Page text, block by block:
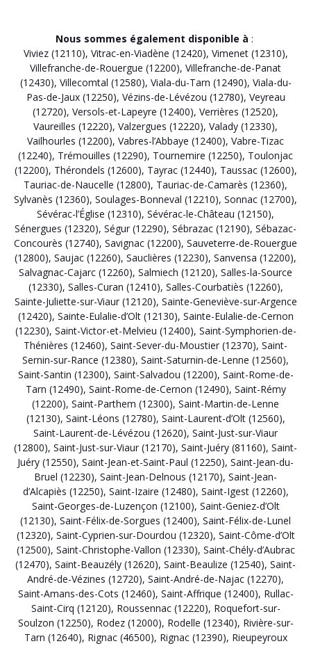
Nous sommes également disponible à :
Viviez (12110), Vitrac-en-Viadène (12420), Vimenet (12310),
Villefranche-de-Rouergue (12200), Villefranche-de-Panat
(12430), Villecomtal (12580), Viala-du-Tarn (12490), Viala-du-
Pas-de-Jaux (12250), Vézins-de-Lévézou (12780), Veyreau
(12720), Versols-et-Lapeyre (12400), Verrières (12520),
Vaureilles (12220), Valzergues (12220), Valady (12330),
Vailhourles (12200), Vabres-l’Abbaye (12400), Vabre-Tizac
(12240), Trémouilles (12290), Tournemire (12250), Toulonjac
(12200), Thérondels (12600), Tayrac (12440), Taussac (12600),
Tauriac-de-Naucelle (12800), Tauriac-de-Camarès (12360),
Sylvanès (12360), Soulages-Bonneval (12210), Sonnac (12700),
Sévérac-l’Église (12310), Sévérac-le-Château (12150),
Sénergues (12320), Ségur (12290), Sébrazac (12190), Sébazac-
Concourès (12740), Savignac (12200), Sauveterre-de-Rouergue
(12800), Saujac (12260), Sauclières (12230), Sanvensa (12200),
Salvagnac-Cajarc (12260), Salmiech (12120), Salles-la-Source
(12330), Salles-Curan (12410), Salles-Courbatiès (12260),
Sainte-Juliette-sur-Viaur (12120), Sainte-Geneviève-sur-Argence
(12420), Sainte-Eulalie-d’Olt (12130), Sainte-Eulalie-de-Cernon
(12230), Saint-Victor-et-Melvieu (12400), Saint-Symphorien-de-
Thénières (12460), Saint-Sever-du-Moustier (12370), Saint-
Sernin-sur-Rance (12380), Saint-Saturnin-de-Lenne (12560),
Saint-Santin (12300), Saint-Salvadou (12200), Saint-Rome-de-
Tarn (12490), Saint-Rome-de-Cernon (12490), Saint-Rémy
(12200), Saint-Parthem (12300), Saint-Martin-de-Lenne
(12130), Saint-Léons (12780), Saint-Laurent-d’Olt (12560),
Saint-Laurent-de-Lévézou (12620), Saint-Just-sur-Viaur
(12800), Saint-Just-sur-Viaur (12170), Saint-Juéry (81160), Saint-
Juéry (12550), Saint-Jean-et-Saint-Paul (12250), Saint-Jean-du-
Bruel (12230), Saint-Jean-Delnous (12170), Saint-Jean-
d’Alcapiès (12250), Saint-Izaire (12480), Saint-Igest (12260),
Saint-Georges-de-Luzençon (12100), Saint-Geniez-d’Olt
(12130), Saint-Félix-de-Sorgues (12400), Saint-Félix-de-Lunel
(12320), Saint-Cyprien-sur-Dourdou (12320), Saint-Côme-d’Olt
(12500), Saint-Christophe-Vallon (12330), Saint-Chély-d’Aubrac
(12470), Saint-Beauzély (12620), Saint-Beaulize (12540), Saint-
André-de-Vézines (12720), Saint-André-de-Najac (12270),
Saint-Amans-des-Cots (12460), Saint-Affrique (12400), Rullac-
Saint-Cirq (12120), Roussennac (12220), Roquefort-sur-
Soulzon (12250), Rodez (12000), Rodelle (12340), Rivière-sur-
Tarn (12640), Rignac (46500), Rignac (12390), Rieupeyroux